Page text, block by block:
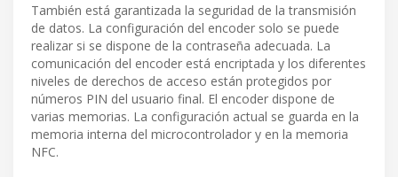
También está garantizada la seguridad de la transmisión
de datos. La configuración del encoder solo se puede
realizar si se dispone de la contraseña adecuada. La
comunicación del encoder está encriptada y los diferentes
niveles de derechos de acceso están protegidos por
números PIN del usuario final. El encoder dispone de
varias memorias. La configuración actual se guarda en la
memoria interna del microcontrolador y en la memoria
NFC.